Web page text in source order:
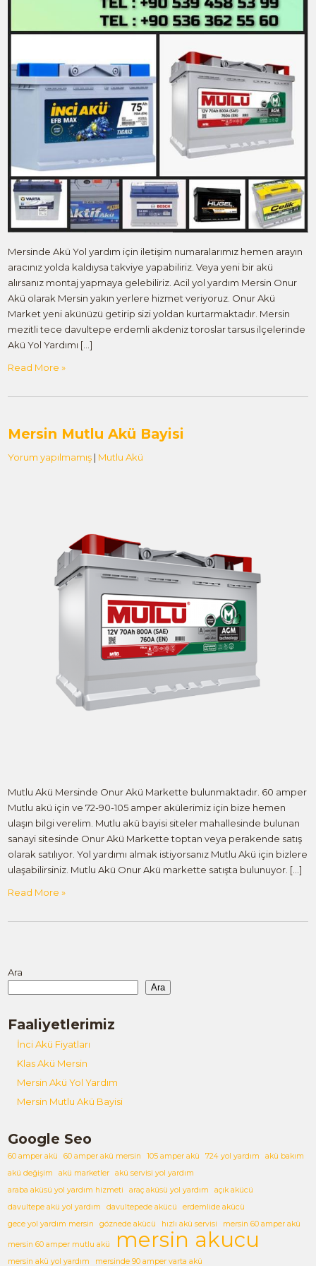
Mersinde Akü Yol yardım için iletişim numaralarımız hemen arayın
aracınız yolda kaldıysa takviye yapabiliriz. Veya yeni bir akü
alırsanız montaj yapmaya gelebiliriz. Acil yol yardım Mersin Onur
Akü olarak Mersin yakın yerlere hizmet veriyoruz. Onur Akü
Market yeni akünüzü getirip sizi yoldan kurtarmaktadır. Mersin
mezitli tece davultepe erdemli akdeniz toroslar tarsus ilçelerinde
Akü Yol Yardımı […]
Read More »
Mersin Mutlu Akü Bayisi
Yorum yapılmamış | Mutlu Akü
Mutlu Akü Mersinde Onur Akü Markette bulunmaktadır. 60 amper
Mutlu akü için ve 72-90-105 amper akülerimiz için bize hemen
ulaşın bilgi verelim. Mutlu akü bayisi siteler mahallesinde bulunan
sanayi sitesinde Onur Akü Markette toptan veya perakende satış
olarak satılıyor. Yol yardımı almak istiyorsanız Mutlu Akü için bizlere
ulaşabilirsiniz. Mutlu Akü Onur Akü markette satışta bulunuyor. […]
Read More »
Ara
Ara
Faaliyetlerimiz
İnci Akü Fiyatları
Klas Akü Mersin
Mersin Akü Yol Yardım
Mersin Mutlu Akü Bayisi
Google Seo
60 amper akü 60 amper akü mersin 105 amper akü 724 yol yardım
akü bakım
akü değişim
akü marketler
akü servisi yol yardım
araba aküsü yol yardım hizmeti
araç aküsü yol yardım
açık akücü
davultepe akü yol yardım
davultepede akücü
erdemlide akücü
gece yol yardım mersin
göznede akücü hızlı akü servisi mersin 60 amper akü
mersin 60 amper mutlu akü mersin akucu
mersin akü yol yardım mersinde 90 amper varta akü